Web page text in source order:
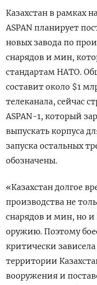
Казахстан в рамках
ASPAN планирует
новых завода по
снарядов и мин,
стандартам НАТО.
составит около $1
телеканала, сейчас
ASPAN-1, который
выпускать корпуса
запуска остальных
обозначены.
«Казахстан долгое
производства не
снарядов и мин, но и
оружию. Поэтому
критически
территории
вооружения и